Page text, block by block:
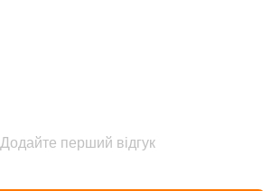
Додайте перший відгук